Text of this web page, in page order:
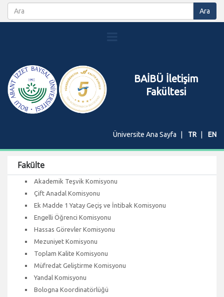
BAİBÜ İletişim
Fakültesi
Üniversite Ana Sayfa TR EN
Fakülte
Akademik Teşvik Komisyonu
Çift Anadal Komisyonu
Ek Madde 1 Yatay Geçiş ve İntibak Komisyonu
Engelli Öğrenci Komisyonu
Hassas Görevler Komisyonu
Mezuniyet Komisyonu
Toplam Kalite Komisyonu
Müfredat Geliştirme Komisyonu
Yandal Komisyonu
Bologna Koordinatörlüğü